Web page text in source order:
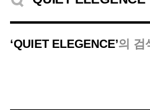
‘QUIET ELEGENCE’의 검